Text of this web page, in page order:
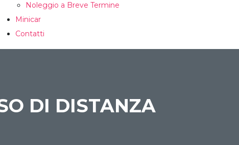
Noleggio a Breve Termine
Minicar
Contatti
DI DISTANZA